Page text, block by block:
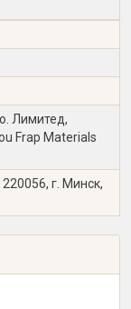
Лимитед,
Frap Materials
г. Минск,